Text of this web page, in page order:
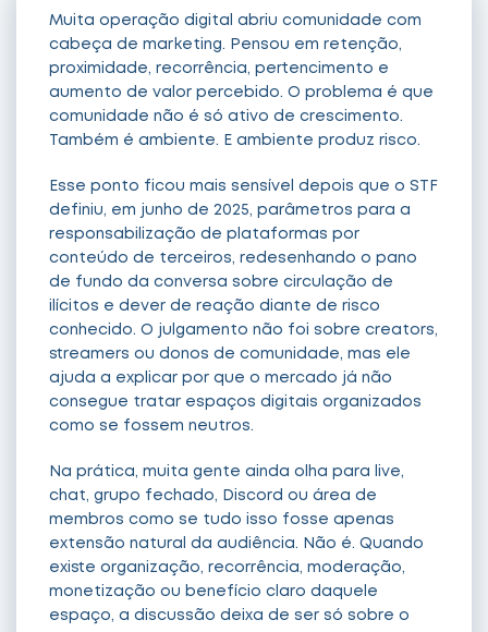
Muita operação digital abriu comunidade com
cabeça de marketing. Pensou em retenção,
proximidade, recorrência, pertencimento e
aumento de valor percebido. O problema é que
comunidade não é só ativo de crescimento.
Também é ambiente. E ambiente produz risco.
Esse ponto ficou mais sensível depois que o STF
definiu, em junho de 2025, parâmetros para a
responsabilização de plataformas por
conteúdo de terceiros, redesenhando o pano
de fundo da conversa sobre circulação de
ilícitos e dever de reação diante de risco
conhecido. O julgamento não foi sobre creators,
streamers ou donos de comunidade, mas ele
ajuda a explicar por que o mercado já não
consegue tratar espaços digitais organizados
como se fossem neutros.
Na prática, muita gente ainda olha para live,
chat, grupo fechado, Discord ou área de
membros como se tudo isso fosse apenas
extensão natural da audiência. Não é. Quando
existe organização, recorrência, moderação,
monetização ou benefício claro daquele
espaço, a discussão deixa de ser só sobre o